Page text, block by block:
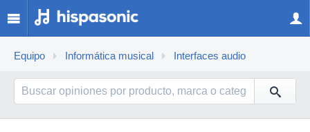
Equipo Informática musical Interfaces audio